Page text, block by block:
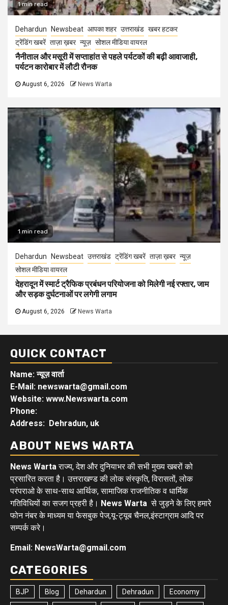
1 min read
Dehardun Newsbeat आपका शहर उत्तराखंड खबर हटकर
ट्रेंडिंग खबरें ताज़ा ख़बर न्यूज़ सोशल मीडिया वायरल
नैनीताल और मसूरी में सप्ताहांत से पहले पर्यटकों की बढ़ी आवाजाही,
पर्यटन कारोबार में लौटी रौनक
August 6, 2026 News Warta
1 min read
Dehardun Newsbeat उत्तराखंड ट्रेंडिंग खबरें ताज़ा ख़बर न्यूज़
सोशल मीडिया वायरल
देहरादून में स्मार्ट ट्रैफिक प्रबंधन परियोजना को मिलेगी नई रफ्तार, जाम
और सड़क दुर्घटनाओं पर लगेगी लगाम
August 6, 2026 News Warta
QUICK CONTACT
Name: न्यूज़ वार्ता
E-Mail: newswarta@gmail.com
Website: www.Newswarta.com
Phone:
Address: Dehradun, uk
ABOUT NEWS WARTA
News Wartaराज्य, देश और दुनियाभर की सभी मुख्य खबरों को
प्रसारित करता है। उत्तराखण्ड की लोक संस्कृति, विरासतों, लोक
परंपराओ के साथ-साथ आर्थिक, सामाजिक राजनीतिक व धार्मिक
गतिविधियों का सजग प्रहरी है। News Warta से जुड़ने के लिए हमारे
फोन नंबर के माध्यम या फेसबुक पेज,यू-ट्यूब चैनल,इंस्टाग्राम आदि पर
सम्पर्क करे।
Email: NewsWarta@gmail.com
CATEGORIES
BJP Blog Dehardun Dehradun Economy